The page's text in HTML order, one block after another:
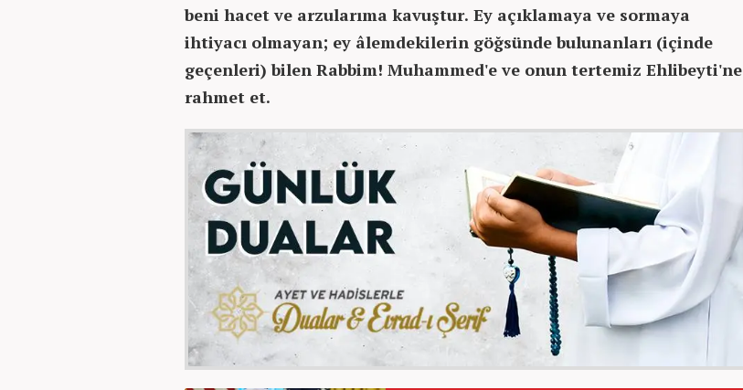
beni hacet ve arzularıma kavuştur. Ey açıklamaya ve sormaya
ihtiyacı olmayan; ey âlemdekilerin göğsünde bulunanları (içinde
geçenleri) bilen Rabbim! Muhammed'e ve onun tertemiz Ehlibeyti'ne
rahmet et.